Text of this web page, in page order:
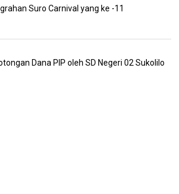
Suro Carnival yang ke -11
Dana PIP oleh SD Negeri 02 Sukolilo